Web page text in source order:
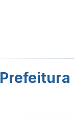
Prefeitura